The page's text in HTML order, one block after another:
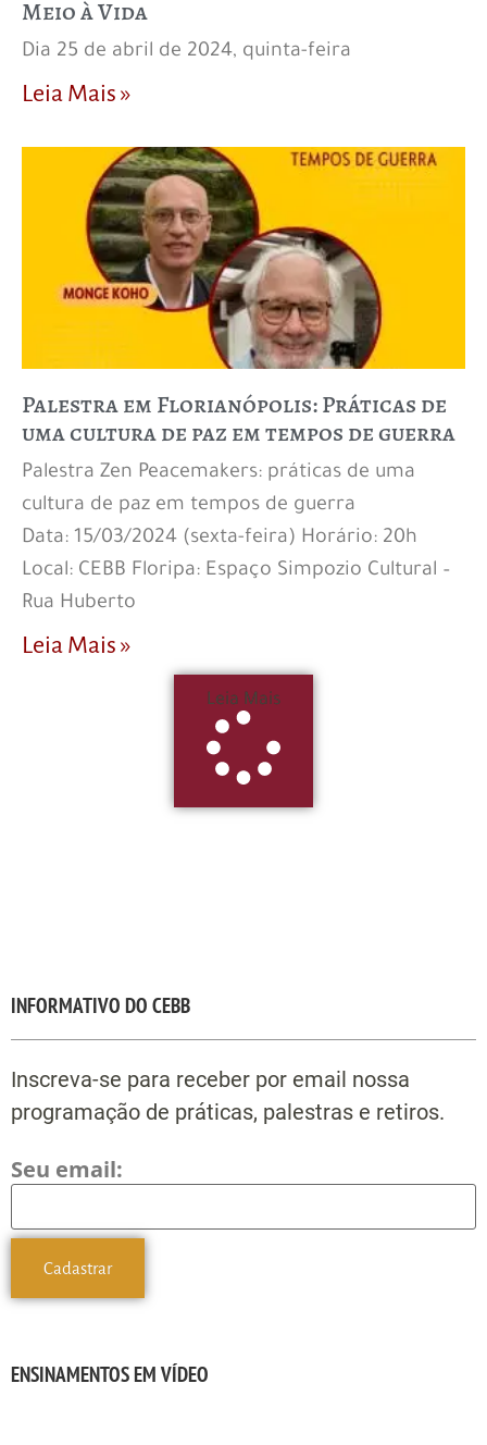
Meio à Vida
Dia 25 de abril de 2024, quinta-feira
Leia Mais »
Palestra em Florianópolis: Práticas de
uma cultura de paz em tempos de guerra
Palestra Zen Peacemakers: práticas de uma
cultura de paz em tempos de guerra
Data: 15/03/2024 (sexta-feira) Horário: 20h
Local: CEBB Floripa: Espaço Simpozio Cultural –
Rua Huberto
Leia Mais »
Leia Mais
INFORMATIVO DO CEBB
Inscreva-se para receber por email nossa
programação de práticas, palestras e retiros.
Seu email:
ENSINAMENTOS EM VÍDEO